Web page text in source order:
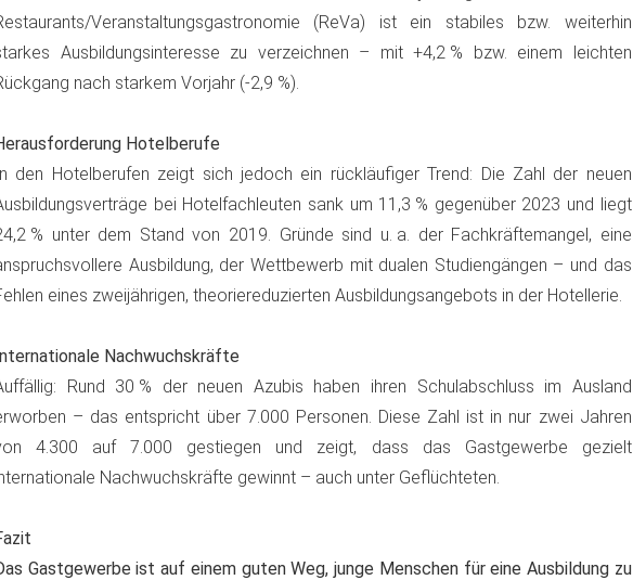
Veranstaltungsgastronomie (ReVa) ist ein stabiles bzw. weiterhin
Ausbildungsinteresse zu verzeichnen – mit +4,2 % bzw. einem leichten
nach starkem Vorjahr (-2,9 %).
Hotelberufe
den Hotelberufen zeigt sich jedoch ein rückläufiger Trend: Die Zahl der neuen
bei Hotelfachleuten sank um 11,3 % gegenüber 2023 und liegt
% unter dem Stand von 2019. Gründe sind u. a. der Fachkräftemangel, eine
Ausbildung, der Wettbewerb mit dualen Studiengängen – und das
eines zweijährigen, theoriereduzierten Ausbildungsangebots in der Hotellerie.
Nachwuchskräfte
Rund 30 % der neuen Azubis haben ihren Schulabschluss im Ausland
– das entspricht über 7.000 Personen. Diese Zahl ist in nur zwei Jahren
4.300 auf 7.000 gestiegen und zeigt, dass das Gastgewerbe gezielt
Nachwuchskräfte gewinnt – auch unter Geflüchteten.
Gastgewerbe ist auf einem guten Weg, junge Menschen für eine Ausbildung zu